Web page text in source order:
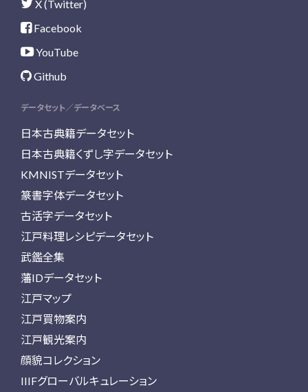
X (Twitter)
Facebook
YouTube
Github
データセット／データベース
日本古典籍データセット
日本古典籍くずし字データセット
KMNISTデータセット
篆書字体データセット
古活字データセット
江戸料理レシピデータセット
武鑑全集
藩IDデータセット
江戸マップ
江戸買物案内
江戸観光案内
顔貌コレクション
IIIFグローバルキュレーション